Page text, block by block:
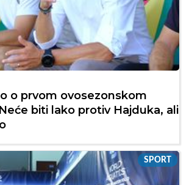
o prvom ovosezonskom
biti lako protiv Hajduka, ali
SPORT